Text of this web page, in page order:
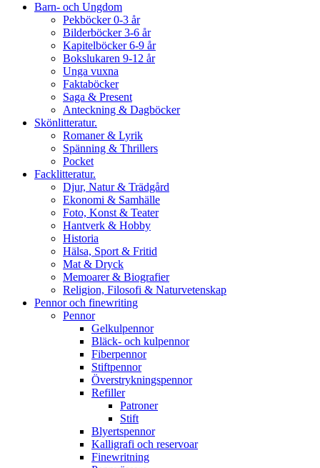
Barn- och Ungdom
Pekböcker 0-3 år
Bilderböcker 3-6 år
Kapitelböcker 6-9 år
Bokslukaren 9-12 år
Unga vuxna
Faktaböcker
Saga & Present
Anteckning & Dagböcker
Skönlitteratur.
Romaner & Lyrik
Spänning & Thrillers
Pocket
Facklitteratur.
Djur, Natur & Trädgård
Ekonomi & Samhälle
Foto, Konst & Teater
Hantverk & Hobby
Historia
Hälsa, Sport & Fritid
Mat & Dryck
Memoarer & Biografier
Religion, Filosofi & Naturvetenskap
Pennor och finewriting
Pennor
Gelkulpennor
Bläck- och kulpennor
Fiberpennor
Stiftpennor
Överstrykningspennor
Refiller
Patroner
Stift
Blyertspennor
Kalligrafi och reservoar
Finewritning